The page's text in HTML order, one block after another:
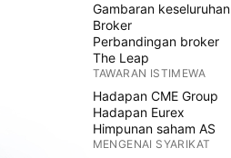
Gambaran keseluruhan
Broker
Perbandingan broker
The Leap
TAWARAN ISTIMEWA
Hadapan CME Group
Hadapan Eurex
Himpunan saham AS
MENGENAI SYARIKAT